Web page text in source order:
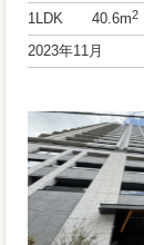
1LDK 40.6m2
2023年11月